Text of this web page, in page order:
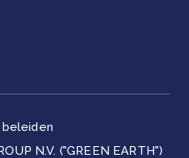
N.V. ("GREEN EARTH")